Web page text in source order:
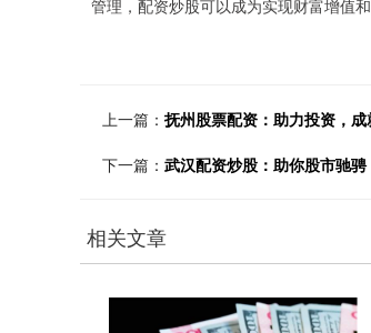
管理，配资炒股可以成为实现财富增值
上一篇： 抚州股票配资：助力投资，
下一篇： 武汉配资炒股：助你股市驰
相关文章